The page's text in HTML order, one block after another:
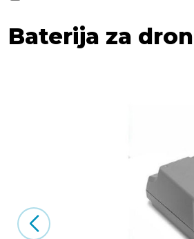
Baterija za